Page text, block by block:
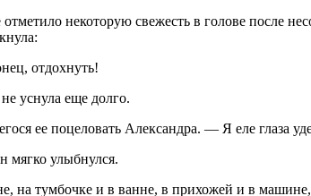
некоторую свежесть в голове после
отдохнуть!
уснула еще долго.
ее поцеловать Александра. — Я еле глаза
мягко улыбнулся.
на тумбочке и в ванне, в прихожей и в